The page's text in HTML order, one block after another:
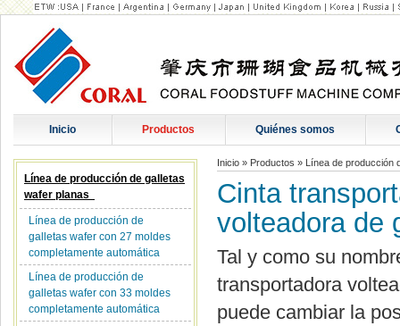
Inicio Productos Quiénes somos
Línea de producción de galletas
wafer planas
Línea de producción de
galletas wafer con 27 moldes
completamente automática
Línea de producción de
galletas wafer con 33 moldes
completamente automática
Inicio » Productos » Línea de producción
Cinta
volteadora de
Tal y como su
transportadora
puede cambiar la